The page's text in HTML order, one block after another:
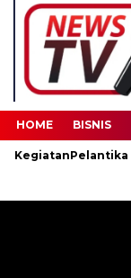
00:00
HOME BISNIS
Kormi